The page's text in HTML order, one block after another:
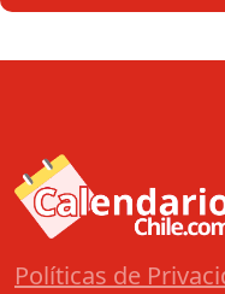
Políticas de